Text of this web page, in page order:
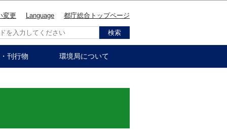
変更 Language 都庁総合トップページ
刊行物 環境局について